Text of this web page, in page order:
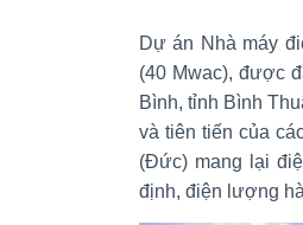
Dự án Nhà máy
(40 Mwac), được
Bình, tỉnh Bình
và tiên tiến của
(Đức) mang lại
định, điện lượng